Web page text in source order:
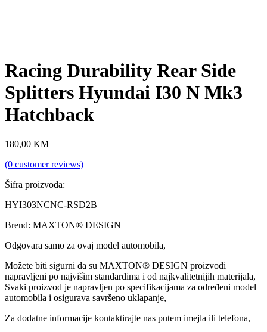
Racing Durability Rear Side
Splitters Hyundai I30 N Mk3
Hatchback
180,00 KM
(0 customer reviews)
Šifra proizvoda:
HYI303NCNC-RSD2B
Brend: MAXTON® DESIGN
Odgovara samo za ovaj model automobila,
Možete biti sigurni da su MAXTON® DESIGN proizvodi
napravljeni po najvišim standardima i od najkvalitetnijih materijala,
Svaki proizvod je napravljen po specifikacijama za određeni model
automobila i osigurava savršeno uklapanje,
Za dodatne informacije kontaktirajte nas putem imejla ili telefona,